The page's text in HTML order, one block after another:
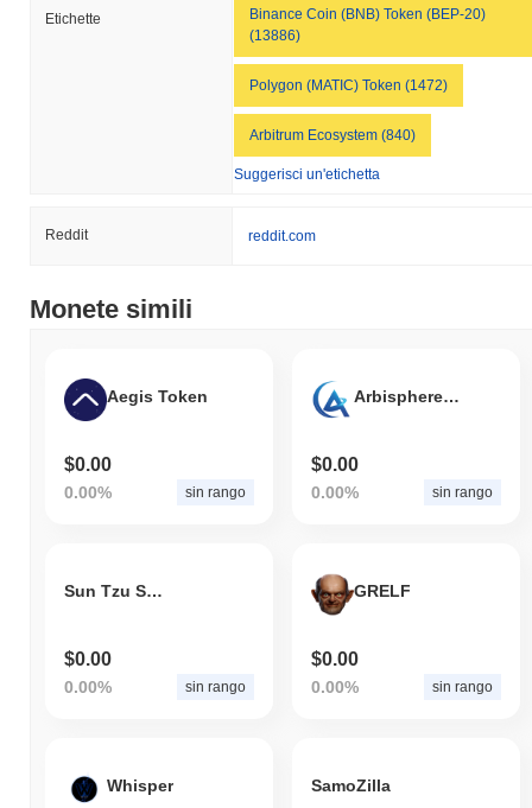
Etichette
Binance Coin (BNB) Token (BEP-20)
(13886)
Polygon (MATIC) Token (1472)
Arbitrum Ecosystem (840)
Suggerisci un'etichetta
Reddit reddit.com
Monete simili
Aegis Token
$0.00
0.00% sin rango
Arbisphere Launchpad
$0.00
0.00% sin rango
Sun Tzu Shiba
$0.00
0.00% sin rango
GRELF
$0.00
0.00% sin rango
Whisper SamoZilla